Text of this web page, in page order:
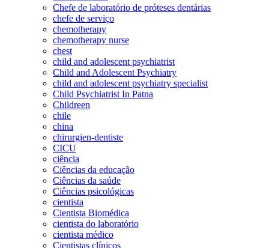
Chefe de laboratório de próteses dentárias
chefe de serviço
chemotherapy
chemotherapy nurse
chest
child and adolescent psychiatrist
Child and Adolescent Psychiatry
child and adolescent psychiatry specialist
Child Psychiatrist In Patna
Childreen
chile
china
chirurgien-dentiste
CICU
ciência
Ciências da educação
Ciências da saúde
Ciências psicológicas
cientista
Cientista Biomédica
cientista do laboratório
cientista médico
Cientistas clínicos